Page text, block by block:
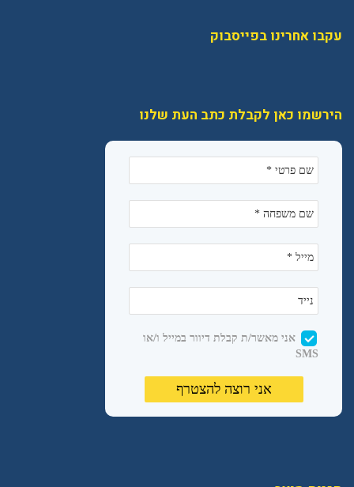
עקבו אחרינו בפייסבוק
הירשמו כאן לקבלת כתב העת שלנו